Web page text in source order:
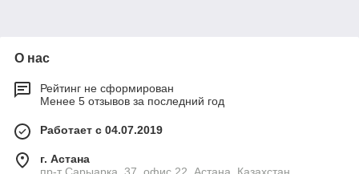
О нас
Рейтинг не сформирован
Менее 5 отзывов за последний год
Работает с 04.07.2019
г. Астана